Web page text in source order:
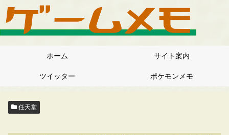
ホーム サイト案内
ツイッター ポケモンメモ
任天堂